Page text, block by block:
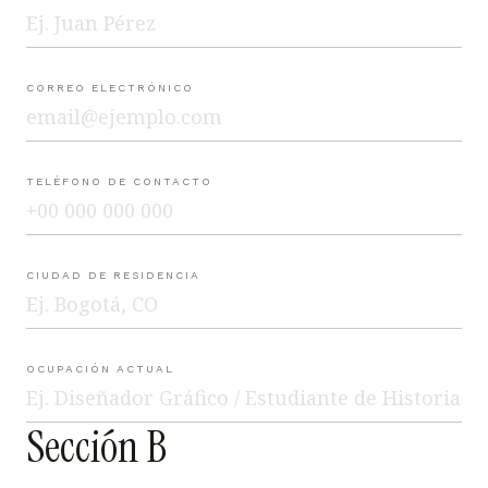
CORREO ELECTRÓNICO
TELÉFONO DE CONTACTO
CIUDAD DE RESIDENCIA
OCUPACIÓN ACTUAL
Sección B